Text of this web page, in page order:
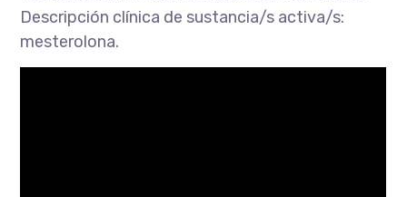
Descripción clínica de sustancia/s activa/s:
mesterolona.